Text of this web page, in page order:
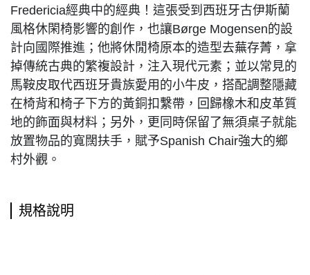
Fredericia經典中的經典！這張受到西班牙古伊斯蘭
風格休閑椅影響的創作，也讓Børge Mogensen的設
計向國際推進；他將休閒椅原本的造型去蕪存菁，拿
掉傳統古典的繁複設計，注入現代元素；並以常見的
馬鞍皮取代西班牙貴族愛用的小牛皮，搭配調整隱藏
在椅背和椅子下方的黃銅扣繫帶，回歸橡木和皮革質
地的飾面與材料；另外，更同時保留了無須桌子就能
放置物品的寬闊扶手，賦予Spanish Chair強大的鄉
村外觀。
規格說明